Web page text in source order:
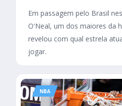
Em passagem pelo Brasil
O'Neal, um dos maiores da
revelou com qual estrela
jogar.
NBA